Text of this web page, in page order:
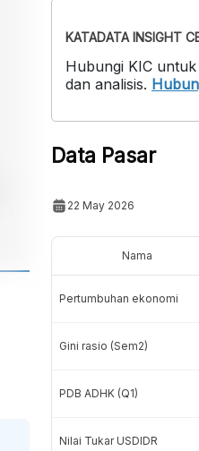
KATADATA INSIGHT
Hubungi KIC
dan analisis.
Data Pasar
22 May 2026
Nama
Pertumbuhan ekonomi
Gini rasio (Sem2)
PDB ADHK (Q1)
Nilai Tukar USDIDR